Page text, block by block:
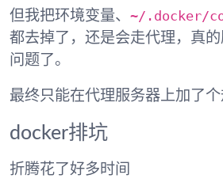
但我把环境变量、 ~/.docker/
都去掉了，还是会走代理，真
问题了。
最终只能在代理服务器上加了
docker排坑
折腾花了好多时间